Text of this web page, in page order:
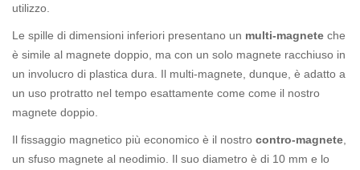
utilizzo.
Le spille di dimensioni inferiori presentano un multi-magnete che
è simile al magnete doppio, ma con un solo magnete racchiuso in
un involucro di plastica dura. Il multi-magnete, dunque, è adatto a
un uso protratto nel tempo esattamente come come il nostro
magnete doppio.
Il fissaggio magnetico più economico è il nostro contro-magnete
un sfuso magnete al neodimio. Il suo diametro è di 10 mm e lo